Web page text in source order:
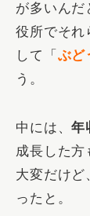
が多いんだ
役所でそれ
して「 ぶど
う。
中には、年
成長した方
大変だけど
ったと。